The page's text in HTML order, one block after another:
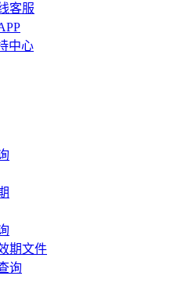
客服
中心
期文件
询